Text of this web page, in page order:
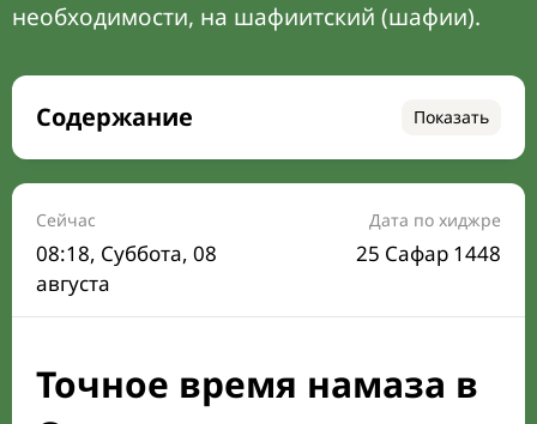
необходимости, на шафиитский (шафии).
Содержание Показать
Время намаза на сегодня
Расписание на месяц
Время Сухура и Ифтара на сегодня
Календарь рамадана
Направление киблы
Сейчас
08:18, Суббота, 08
августа
Дата по хиджре
25 Сафар 1448
Точное время намаза в